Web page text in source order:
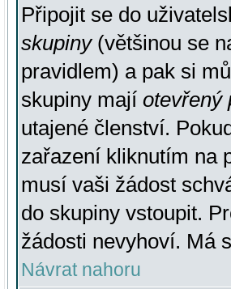
Připojit se do
skupiny(většinou se
pravidlem) a pak si
skupiny mají otevřený
utajené členství.
zařazení kliknutím na
musí vaši žádost
do skupiny vstoupit.
žádosti nevyhoví. Má
Návrat nahoru